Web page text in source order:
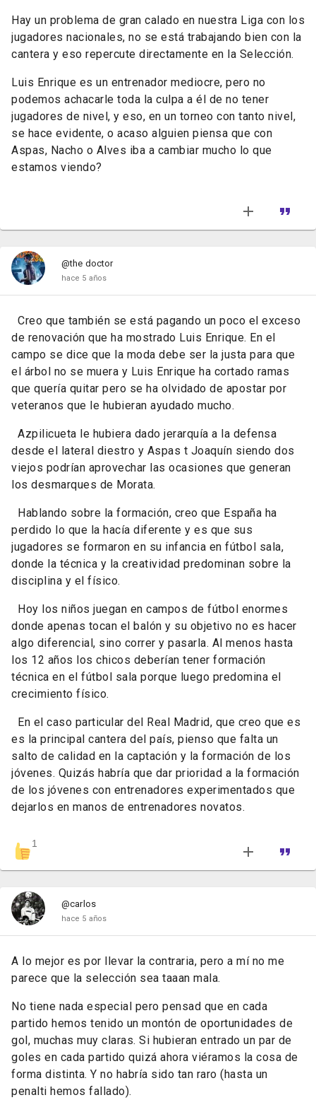
Hay un problema de gran calado en nuestra Liga con los
jugadores nacionales, no se está trabajando bien con la
cantera y eso repercute directamente en la Selección.
Luis Enrique es un entrenador mediocre, pero no
podemos achacarle toda la culpa a él de no tener
jugadores de nivel, y eso, en un torneo con tanto nivel,
se hace evidente, o acaso alguien piensa que con
Aspas, Nacho o Alves iba a cambiar mucho lo que
estamos viendo?
@the doctor
hace 5 años
Creo que también se está pagando un poco el exceso
de renovación que ha mostrado Luis Enrique. En el
campo se dice que la moda debe ser la justa para que
el árbol no se muera y Luis Enrique ha cortado ramas
que quería quitar pero se ha olvidado de apostar por
veteranos que le hubieran ayudado mucho.
Azpilicueta le hubiera dado jerarquía a la defensa
desde el lateral diestro y Aspas t Joaquín siendo dos
viejos podrían aprovechar las ocasiones que generan
los desmarques de Morata.
Hablando sobre la formación, creo que España ha
perdido lo que la hacía diferente y es que sus
jugadores se formaron en su infancia en fútbol sala,
donde la técnica y la creatividad predominan sobre la
disciplina y el físico.
Hoy los niños juegan en campos de fútbol enormes
donde apenas tocan el balón y su objetivo no es hacer
algo diferencial, sino correr y pasarla. Al menos hasta
los 12 años los chicos deberían tener formación
técnica en el fútbol sala porque luego predomina el
crecimiento físico.
En el caso particular del Real Madrid, que creo que es
es la principal cantera del país, pienso que falta un
salto de calidad en la captación y la formación de los
jóvenes. Quizás habría que dar prioridad a la formación
de los jóvenes con entrenadores experimentados que
dejarlos en manos de entrenadores novatos.
1
@carlos
hace 5 años
A lo mejor es por llevar la contraria, pero a mí no me
parece que la selección sea taaan mala.
No tiene nada especial pero pensad que en cada
partido hemos tenido un montón de oportunidades de
gol, muchas muy claras. Si hubieran entrado un par de
goles en cada partido quizá ahora viéramos la cosa de
forma distinta. Y no habría sido tan raro (hasta un
penalti hemos fallado).